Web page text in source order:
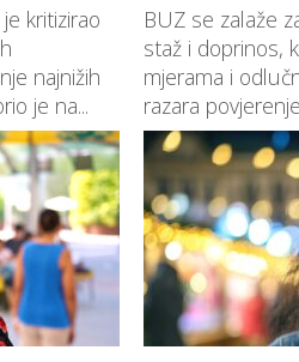
kritizirao
najnižih
je na...
BUZ se zalaže
staž i doprinos,
mjerama i
razara